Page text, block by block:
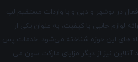
فعال در بوشهر و دبی و با واردات مستقیم لپ
لوازم جانبی با کیفیت، به عنوان یکی از
های این حوزه شناخته می‌شود. خدمات پس
نیز از دیگر مزایای مارکت سون می